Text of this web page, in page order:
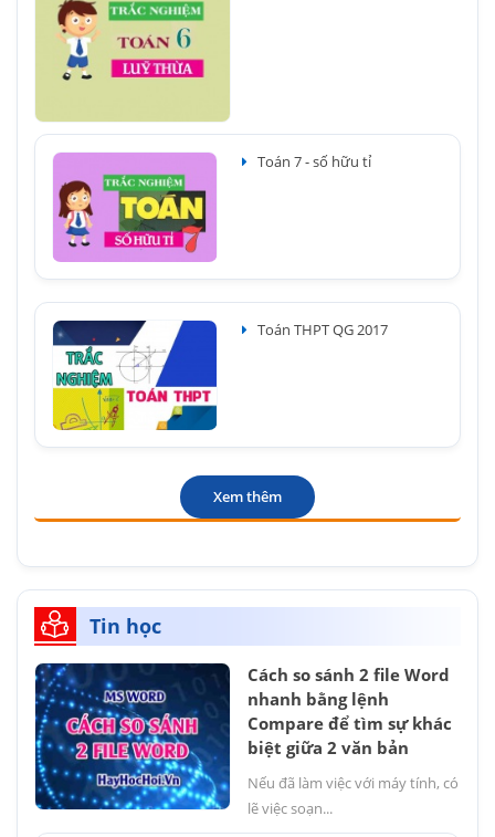
Toán 7 - số hữu tỉ
Toán THPT QG 2017
Xem thêm
Tin học
Cách so sánh 2 file Word
nhanh bằng lệnh
Compare để tìm sự khác
biệt giữa 2 văn bản
Nếu đã làm việc với máy tính, có
lẽ việc soạn...